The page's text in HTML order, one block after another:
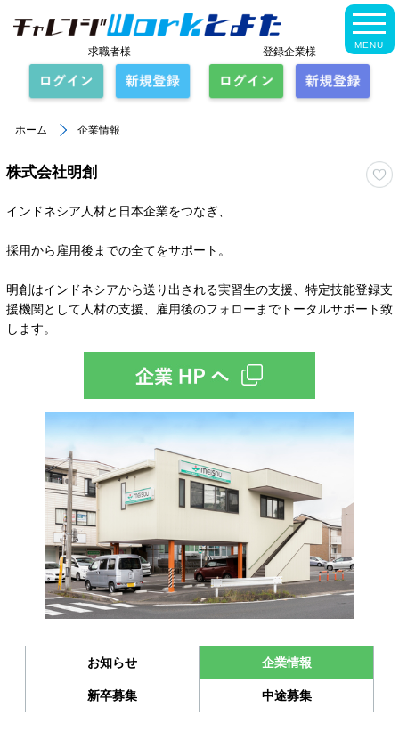
MENU
求職者様 登録企業様
ホーム 企業情報
株式会社明創
インドネシア人材と日本企業をつなぎ、
採用から雇用後までの全てをサポート。
明創はインドネシアから送り出される実習生の支援、特定技能登録支
援機関として人材の支援、雇用後のフォローまでトータルサポート致
します。
お知らせ 企業情報
新卒募集 中途募集